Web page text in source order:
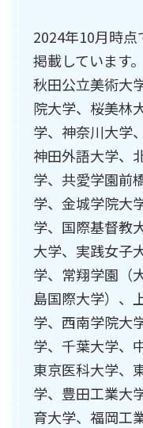
2024年10月時
掲載しています。
秋田公立美術大
院大学、桜美林
学、神奈川大学
神田外語大学、
学、共愛学園前
学、金城学院大
学、国際基督教
大学、実践女子
学、常翔学園（
島国際大学）、
学、西南学院大
学、千葉大学、
東京医科大学、
学、豊田工業大
育大学、福岡工